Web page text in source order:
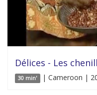
Délices - Les
30 min' | Cameroon |